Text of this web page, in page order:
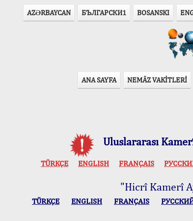
AZӘRBAYCAN БЪЛГАРСКИ1 BOSANSKI
ANA SAYFA NEMÂZ VAKİTLERİ
Uluslararası
TÜRKÇE ENGLISH FRANÇAIS
"Hicrî Kamerî
TÜRKÇE ENGLISH FRANÇAIS